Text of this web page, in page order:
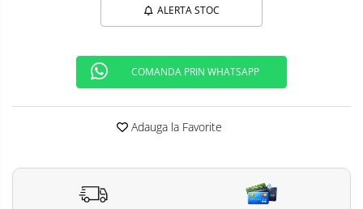
ALERTA STOC
COMANDA PRIN WHATSAPP
Adauga la Favorite